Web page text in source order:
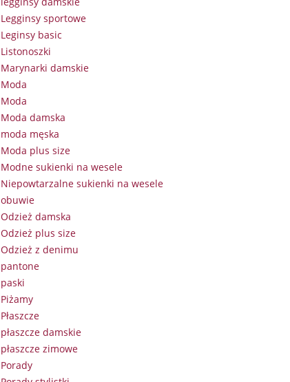
Legginsy sportowe
Leginsy basic
Listonoszki
Marynarki damskie
Moda
Moda
Moda damska
moda męska
Moda plus size
Modne sukienki na wesele
Niepowtarzalne sukienki na wesele
obuwie
Odzież damska
Odzież plus size
Odzież z denimu
pantone
paski
Piżamy
Płaszcze
płaszcze damskie
płaszcze zimowe
Porady